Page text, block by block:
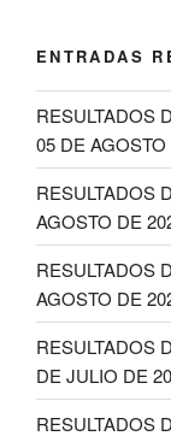
ENTRADAS
RESULTADOS
05 DE
RESULTADOS
AGOSTO DE
RESULTADOS
AGOSTO DE
RESULTADOS
DE JULIO DE
RESULTADOS